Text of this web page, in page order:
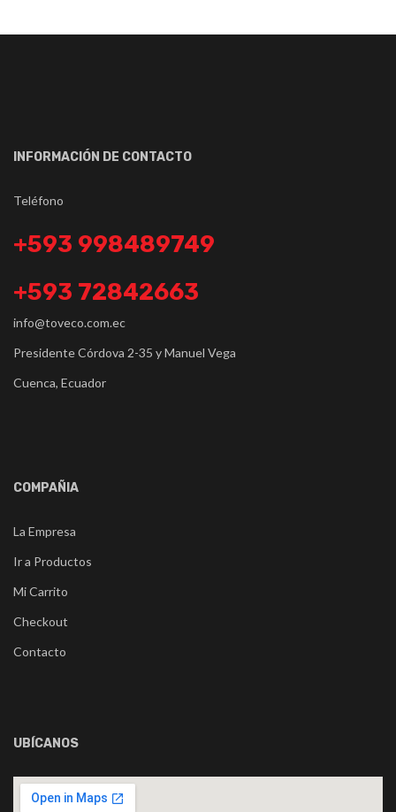
INFORMACIÓN DE CONTACTO
Teléfono
+593 998489749
+593 72842663
info@toveco.com.ec
Presidente Córdova 2-35 y Manuel Vega
Cuenca, Ecuador
COMPAÑIA
La Empresa
Ir a Productos
Mi Carrito
Checkout
Contacto
UBÍCANOS